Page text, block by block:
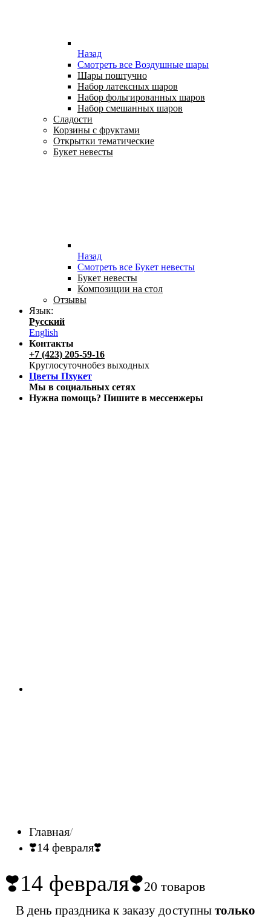
Назад
Смотреть все Воздушные шары
Шары поштучно
Набор латексных шаров
Набор фольгированных шаров
Набор смешанных шаров
Сладости
Корзины с фруктами
Открытки тематические
Букет невесты
Назад
Смотреть все Букет невесты
Букет невесты
Композиции на стол
Отзывы
Язык:
Русский
English
Контакты
+7 (423) 205-59-16
Круглосуточнобез выходных
Цветы Пхукет
Мы в социальных сетях
Нужна помощь? Пишите в мессенжеры
Главная
❣️14 февраля❣️
❣️14 февраля❣️20 товаров
В день праздника к заказу доступны только